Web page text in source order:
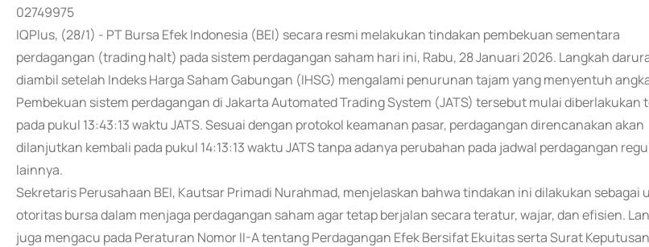
02749975
IQPlus, (28/1) - PT Bursa Efek Indonesia (BEI) secara resmi melakukan tindakan pembekuan sementara
perdagangan (trading halt) pada sistem perdagangan saham hari ini, Rabu, 28 Januari 2026. Langkah
diambil setelah Indeks Harga Saham Gabungan (IHSG) mengalami penurunan tajam yang menyentuh
Pembekuan sistem perdagangan di Jakarta Automated Trading System (JATS) tersebut mulai diberlakukan
pada pukul 13:43:13 waktu JATS. Sesuai dengan protokol keamanan pasar, perdagangan direncanakan akan
dilanjutkan kembali pada pukul 14:13:13 waktu JATS tanpa adanya perubahan pada jadwal perdagangan
lainnya.
Sekretaris Perusahaan BEI, Kautsar Primadi Nurahmad, menjelaskan bahwa tindakan ini dilakukan sebagai
otoritas bursa dalam menjaga perdagangan saham agar tetap berjalan secara teratur, wajar, dan efisien.
juga mengacu pada Peraturan Nomor II-A tentang Perdagangan Efek Bersifat Ekuitas serta Surat